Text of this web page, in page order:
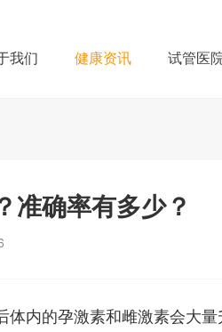
我们 健康资讯 试管医
准确率有多少？
内的孕激素和雌激素会大量